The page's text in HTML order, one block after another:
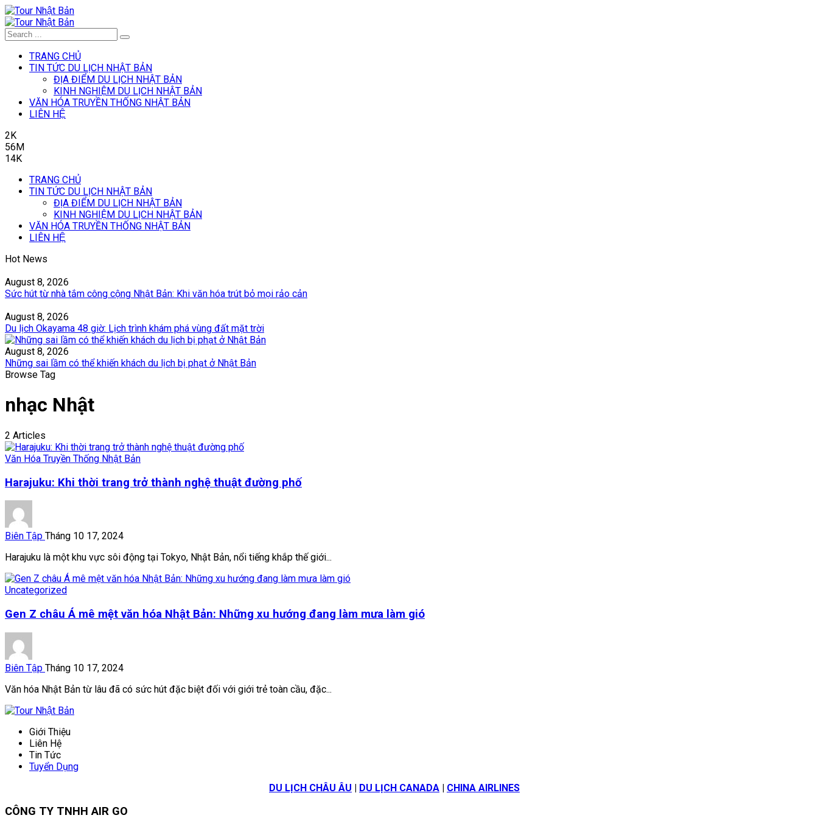
TRANG CHỦ
TIN TỨC DU LỊCH NHẬT BẢN
ĐỊA ĐIỂM DU LỊCH NHẬT BẢN
KINH NGHIỆM DU LỊCH NHẬT BẢN
VĂN HÓA TRUYỀN THỐNG NHẬT BẢN
LIÊN HỆ
2K
56M
14K
TRANG CHỦ
TIN TỨC DU LỊCH NHẬT BẢN
ĐỊA ĐIỂM DU LỊCH NHẬT BẢN
KINH NGHIỆM DU LỊCH NHẬT BẢN
VĂN HÓA TRUYỀN THỐNG NHẬT BẢN
LIÊN HỆ
Hot News
August 8, 2026
Sức hút từ nhà tắm công cộng Nhật Bản: Khi văn hóa trút bỏ mọi rảo cản
August 8, 2026
Du lịch Okayama 48 giờ: Lịch trình khám phá vùng đất mặt trời
August 8, 2026
Những sai lầm có thể khiến khách du lịch bị phạt ở Nhật Bản
Browse Tag
nhạc Nhật
2 Articles
Văn Hóa Truyền Thống Nhật Bản
Harajuku: Khi thời trang trở thành nghệ thuật đường phố
Biên Tập Tháng 10 17, 2024
Harajuku là một khu vực sôi động tại Tokyo, Nhật Bản, nổi tiếng khắp thế giới...
Uncategorized
Gen Z châu Á mê mệt văn hóa Nhật Bản: Những xu hướng đang làm mưa làm gió
Biên Tập Tháng 10 17, 2024
Văn hóa Nhật Bản từ lâu đã có sức hút đặc biệt đối với giới trẻ toàn cầu, đặc...
Giới Thiệu
Liên Hệ
Tin Tức
Tuyển Dụng
DU LỊCH CHÂU ÂU | DU LỊCH CANADA | CHINA AIRLINES
CÔNG TY TNHH AIR GO